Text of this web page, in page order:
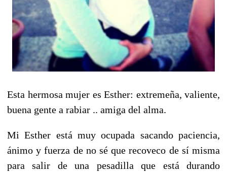
Esta hermosa mujer es Esther: extremeña, valiente,
buena gente a rabiar .. amiga del alma.
Mi Esther está muy ocupada sacando paciencia,
ánimo y fuerza de no sé que recoveco de sí misma
para salir de una pesadilla que está durando